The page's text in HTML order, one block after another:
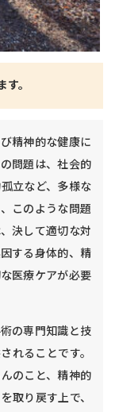
。
精神的な健康に
問題は、社会的
立など、多様な
このような問題
決して適切な対
する身体的、精
医療ケアが必要
の専門知識と技
れることです。
のこと、精神的
取り戻す上で、